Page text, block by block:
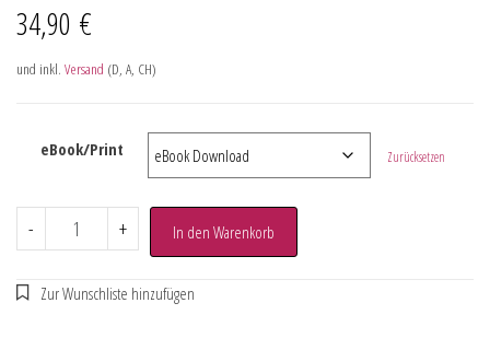
34,90 €
und inkl. Versand (D, A, CH)
eBook/Print Zurücksetzen
- + In den Warenkorb